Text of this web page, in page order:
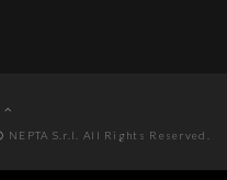
NEPTA S.r.l. All Rights Reserved.